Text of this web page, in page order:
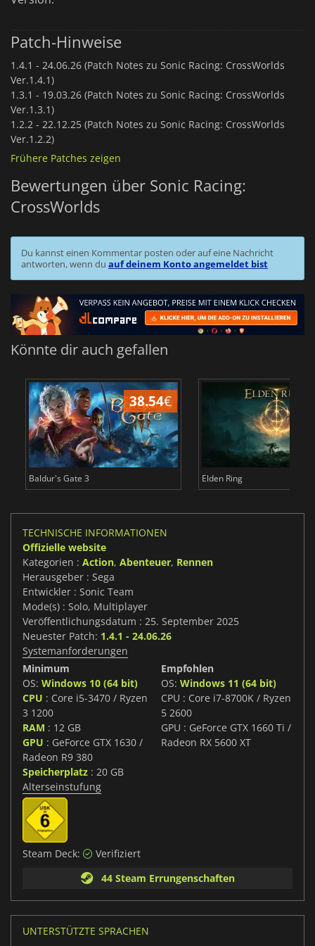
Patch-Hinweise
1.4.1 - 24.06.26 (Patch Notes zu Sonic Racing: CrossWorlds
Ver.1.4.1)
1.3.1 - 19.03.26 (Patch Notes zu Sonic Racing: CrossWorlds
Ver.1.3.1)
1.2.2 - 22.12.25 (Patch Notes zu Sonic Racing: CrossWorlds
Ver.1.2.2)
Frühere Patches zeigen
Bewertungen über Sonic Racing:
CrossWorlds
Du kannst einen Kommentar posten oder auf eine Nachricht
antworten, wenn du auf deinem Konto angemeldet bist
Könnte dir auch gefallen
38.54€
Baldur's Gate 3 Elden Ring
TECHNISCHE INFORMATIONEN
Offizielle website
Kategorien : Action, Abenteuer, Rennen
Herausgeber : Sega
Entwickler : Sonic Team
Mode(s) : Solo, Multiplayer
Veröffentlichungsdatum : 25. September 2025
Neuester Patch: 1.4.1 - 24.06.26
Systemanforderungen
Minimum
OS: Windows 10 (64 bit)
CPU : Core i5-3470 / Ryzen
3 1200
RAM : 12 GB
GPU : GeForce GTX 1630 /
Radeon R9 380
Speicherplatz : 20 GB
Empfohlen
OS: Windows 11 (64 bit)
CPU : Core i7-8700K / Ryzen
5 2600
GPU : GeForce GTX 1660 Ti /
Radeon RX 5600 XT
Alterseinstufung
Steam Deck:
Verifiziert
44 Steam Errungenschaften
UNTERSTÜTZTE SPRACHEN